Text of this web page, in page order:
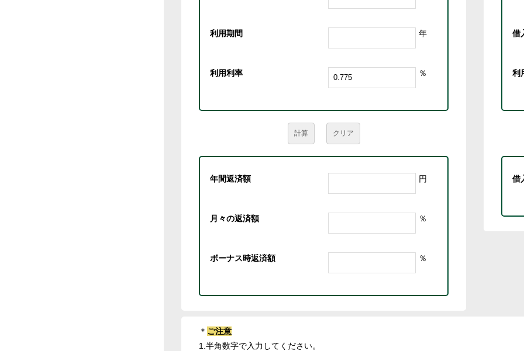
利用期間 年
利用利率 ％
年間返済額 円
月々の返済額 ％
ボーナス時返済額 ％
借
利
借
＊ ご注意
1.半角数字で入力してください。